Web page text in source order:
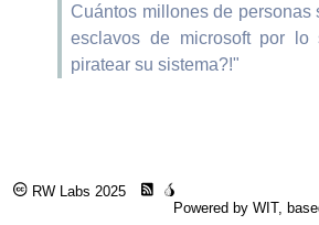
Cuántos millones de personas
esclavos de microsoft por lo
piratear su sistema?!"
RW Labs 2025
Powered by WIT,